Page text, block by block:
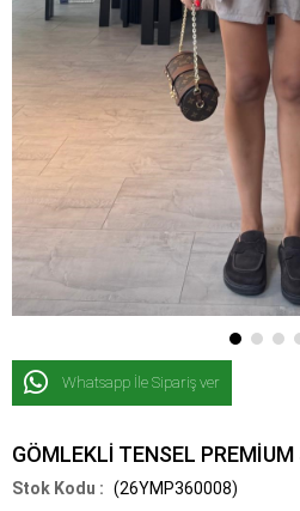
Whatsapp İle Sipariş ver
GÖMLEKLİ TENSEL
(26YMP360008)